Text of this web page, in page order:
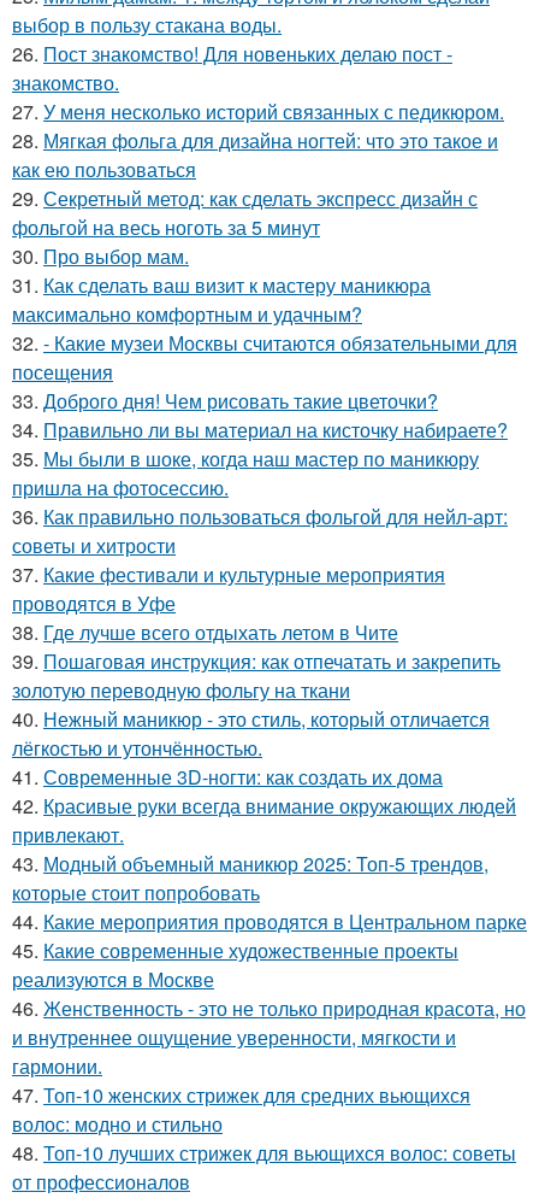
выбор в пользу стакана воды.
26. Пост знакомство! Для новеньких делаю пост -
знакомство.
27. У меня несколько историй связанных с педикюром.
28. Мягкая фольга для дизайна ногтей: что это такое и
как ею пользоваться
29. Секретный метод: как сделать экспресс дизайн с
фольгой на весь ноготь за 5 минут
30. Про выбор мам.
31. Как сделать ваш визит к мастеру маникюра
максимально комфортным и удачным?
32. - Какие музеи Москвы считаются обязательными для
посещения
33. Доброго дня! Чем рисовать такие цветочки?
34. Правильно ли вы материал на кисточку набираете?
35. Мы были в шоке, когда наш мастер по маникюру
пришла на фотосессию.
36. Как правильно пользоваться фольгой для нейл-арт:
советы и хитрости
37. Какие фестивали и культурные мероприятия
проводятся в Уфе
38. Где лучше всего отдыхать летом в Чите
39. Пошаговая инструкция: как отпечатать и закрепить
золотую переводную фольгу на ткани
40. Нежный маникюр - это стиль, который отличается
лёгкостью и утончённостью.
41. Современные 3D-ногти: как создать их дома
42. Красивые руки всегда внимание окружающих людей
привлекают.
43. Модный объемный маникюр 2025: Топ-5 трендов,
которые стоит попробовать
44. Какие мероприятия проводятся в Центральном парке
45. Какие современные художественные проекты
реализуются в Москве
46. Женственность - это не только природная красота, но
и внутреннее ощущение уверенности, мягкости и
гармонии.
47. Топ-10 женских стрижек для средних вьющихся
волос: модно и стильно
48. Топ-10 лучших стрижек для вьющихся волос: советы
от профессионалов